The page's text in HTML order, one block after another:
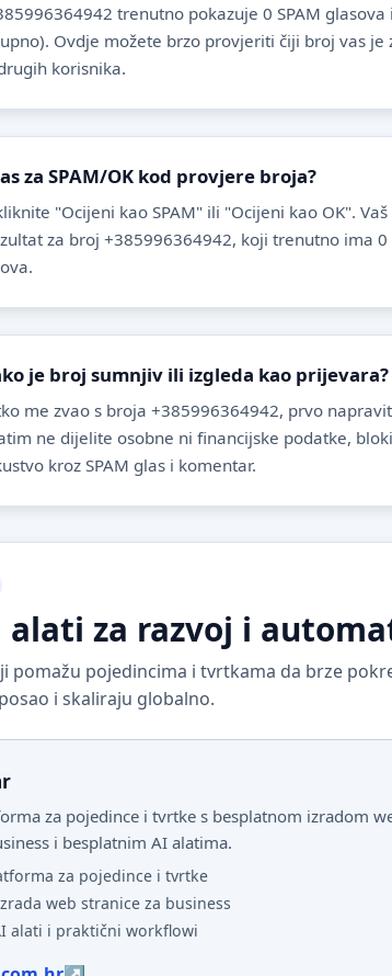
trenutno pokazuje 0 SPAM glasova
Ovdje možete brzo provjeriti čiji broj vas je
korisnika.
za SPAM/OK kod provjere broja?
"Ocijeni kao SPAM" ili "Ocijeni kao OK". Vaš
za broj +385996364942, koji trenutno ima 0
je broj sumnjiv ili izgleda kao prijevara?
me zvao s broja +385996364942, prvo
ne dijelite osobne ni financijske podatke,
kroz SPAM glas i komentar.
alati za razvoj i
pomažu pojedincima i tvrtkama da brze
i skaliraju globalno.
za pojedince i tvrtke s besplatnom izradom
i besplatnim AI alatima.
za pojedince i tvrtke
web stranice za business
alati i praktični workflowi